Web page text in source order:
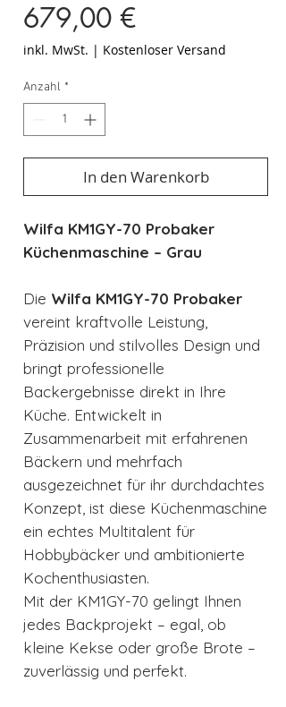
679,00 €Preis
inkl. MwSt. | Kostenloser Versand
Anzahl *
In den Warenkorb
Wilfa KM1GY-70 Probaker
Küchenmaschine – Grau
Die Wilfa KM1GY-70 Probaker
vereint kraftvolle Leistung,
Präzision und stilvolles Design und
bringt professionelle
Backergebnisse direkt in Ihre
Küche. Entwickelt in
Zusammenarbeit mit erfahrenen
Bäckern und mehrfach
ausgezeichnet für ihr durchdachtes
Konzept, ist diese Küchenmaschine
ein echtes Multitalent für
Hobbybäcker und ambitionierte
Kochenthusiasten.
Mit der KM1GY-70 gelingt Ihnen
jedes Backprojekt – egal, ob
kleine Kekse oder große Brote –
zuverlässig und perfekt.